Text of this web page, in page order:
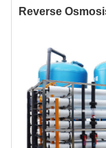
Reverse